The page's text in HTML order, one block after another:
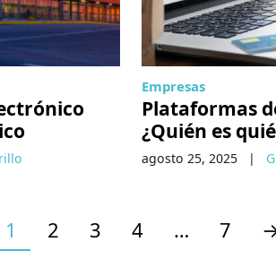
Empresas
Plataformas
¿Quién es
agosto 25, 2025 |
1 2 3 4 … 7